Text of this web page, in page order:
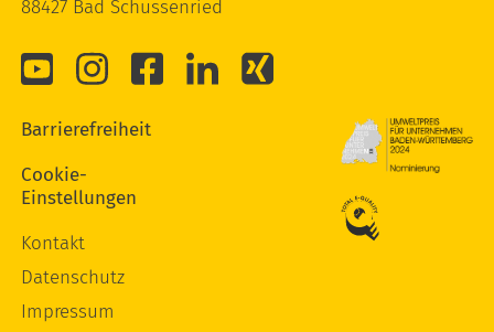
88427 Bad Schussenried
Barrierefreiheit
Cookie-
Einstellungen
Kontakt
Datenschutz
Impressum